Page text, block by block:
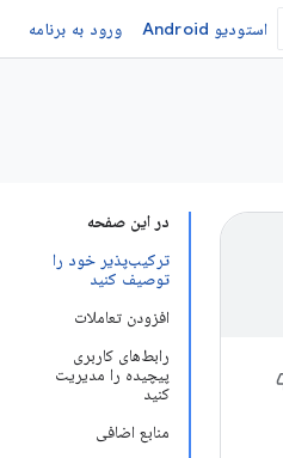
استودیو Android ورود به برنامه
در این صفحه
ترکیب‌پذیر خود را
توصیف کنید
افزودن تعاملات
رابط‌های کاربری
پیچیده را مدیریت
کنید
منابع اضافی